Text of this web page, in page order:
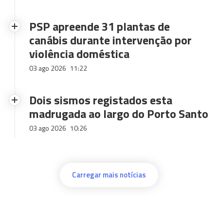
PSP apreende 31 plantas de
canábis durante intervenção por
violência doméstica
03 ago 2026 11:22
Dois sismos registados esta
madrugada ao largo do Porto Santo
03 ago 2026 10:26
Carregar mais notícias